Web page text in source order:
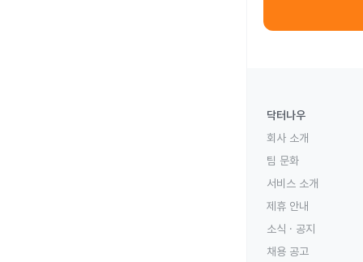
닥터나우
회사 소개
팀 문화
서비스 소개
제휴 안내
소식 · 공지
채용 공고